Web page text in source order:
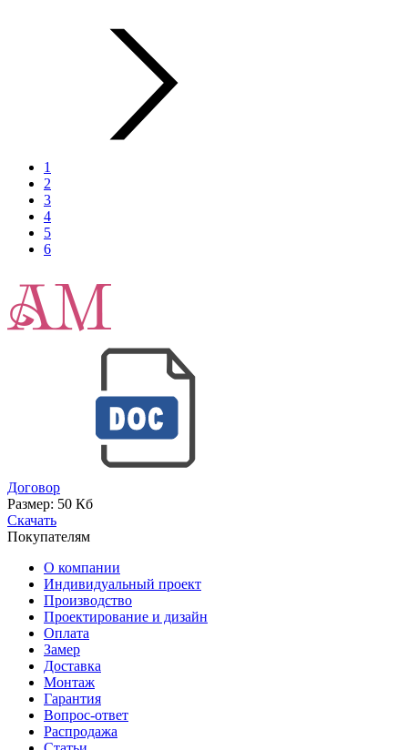
1
2
3
4
5
6
Договор
Размер: 50 Кб
Скачать
Покупателям
О компании
Индивидуальный проект
Производство
Проектирование и дизайн
Оплата
Замер
Доставка
Монтаж
Гарантия
Вопрос-ответ
Распродажа